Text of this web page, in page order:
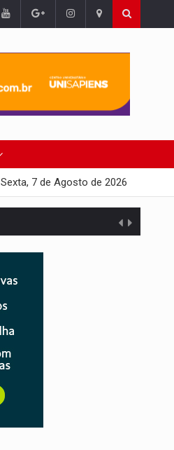
Sexta, 7 de Agosto de 2026